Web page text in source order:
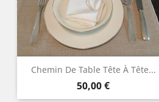
Chemin De Table Tête À Tête...
Prix
50,00 €